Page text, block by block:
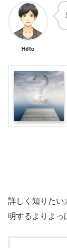
HiRo
詳しく知りたい
明するよりよっ